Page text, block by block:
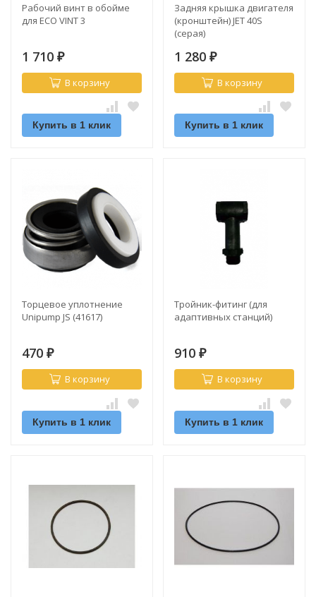
Рабочий винт в обойме
для ECO VINT 3
1 710 ₽
В корзину
Купить в 1 клик
Задняя крышка двигателя
(кронштейн) JET 40S
(серая)
1 280 ₽
В корзину
Купить в 1 клик
Торцевое уплотнение
Unipump JS (41617)
470 ₽
В корзину
Купить в 1 клик
Тройник-фитинг (для
адаптивных станций)
910 ₽
В корзину
Купить в 1 клик